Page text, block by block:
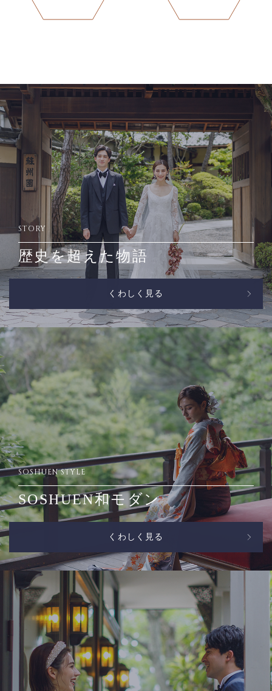
STORY
歴史を超えた物語
くわしく見る
SOSHUEN STYLE
SOSHUEN和モダン
くわしく見る